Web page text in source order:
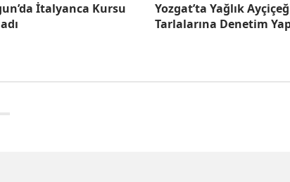
İtalyanca Kursu
Yozgat’ta Yağlık
Tarlalarına Denetim